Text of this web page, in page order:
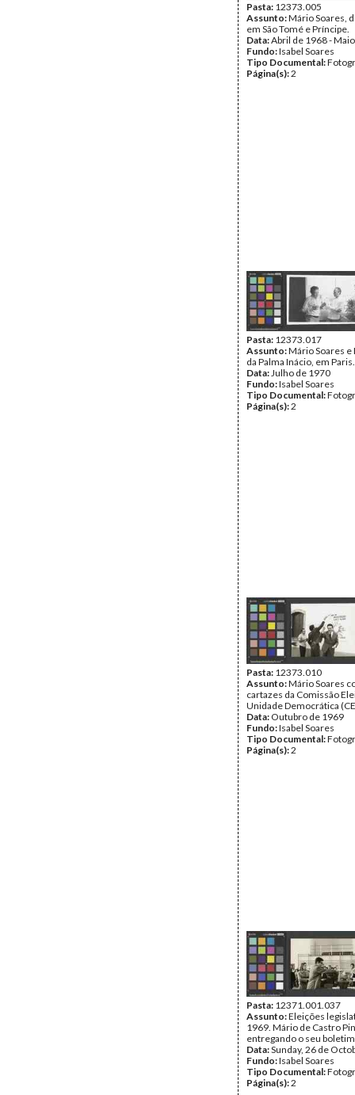
Pasta: 12373.005
Assunto:Mário Soares,
em São Tomé e Príncipe.
Data:Abril de 1968 -
Fundo:Isabel Soares
Tipo Documental:
Página(s):2
Pasta: 12373.017
Assunto:Mário Soares
da Palma Inácio, em Paris.
Data:Julho de 1970
Fundo:Isabel Soares
Tipo Documental:
Página(s):2
Pasta: 12373.010
Assunto:Mário Soares
cartazes da Comissão
Unidade Democrática
Data: Outubro de 1969
Fundo:Isabel Soares
Tipo Documental:
Página(s):2
Pasta: 12371.001.037
Assunto:Eleições
1969. Mário de Castro
entregando o seu
Data:Sunday, 26 de
Fundo:Isabel Soares
Tipo Documental:
Página(s):2